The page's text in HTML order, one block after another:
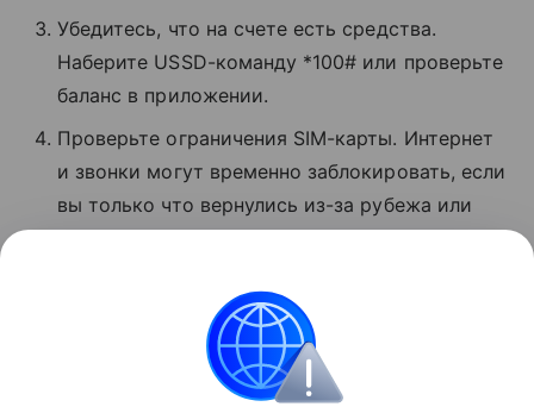
Убедитесь, что на счете есть средства.
Наберите USSD-команду *100# или проверьте
баланс в приложении.
Проверьте ограничения SIM-карты. Интернет
и звонки могут временно заблокировать, если
вы только что вернулись из-за рубежа или
800 550−05−00.